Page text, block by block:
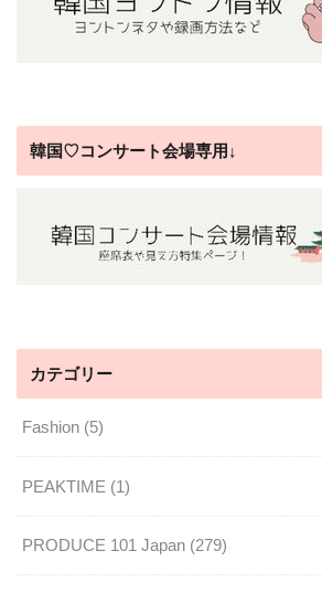
韓国♡コンサート会場専用↓
カテゴリー
Fashion (5)
PEAKTIME (1)
PRODUCE 101 Japan (279)